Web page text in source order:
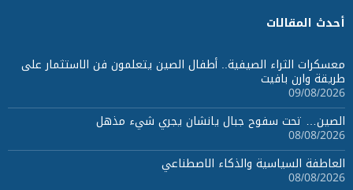
أحدث المقالات
معسكرات الثراء الصيفية.. أطفال الصين يتعلمون فن الاستثمار على
طريقة وارن بافيت
09/08/2026
الصين… تحت سفوح جبال يانشان يجري شيء مذهل
08/08/2026
العاطفة السياسية والذكاء الاصطناعي
08/08/2026